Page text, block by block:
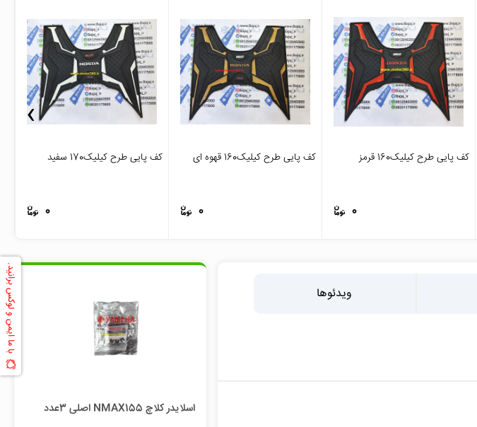
کف پایی طرح کیلیک160 قرمز
0
کف پایی طرح کیلیک160 قهوه ای
0
کف پایی طرح کیلیک170 سفید
0
›
ویدئوها
اسلایدر کلاچ NMAX155 اصلی 3عدد
با ما ایمن و لوکس برانید.